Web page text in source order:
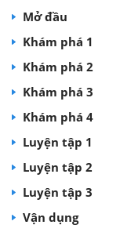
Mở đầu
Khám phá 1
Khám phá 2
Khám phá 3
Khám phá 4
Luyện tập 1
Luyện tập 2
Luyện tập 3
Vận dụng